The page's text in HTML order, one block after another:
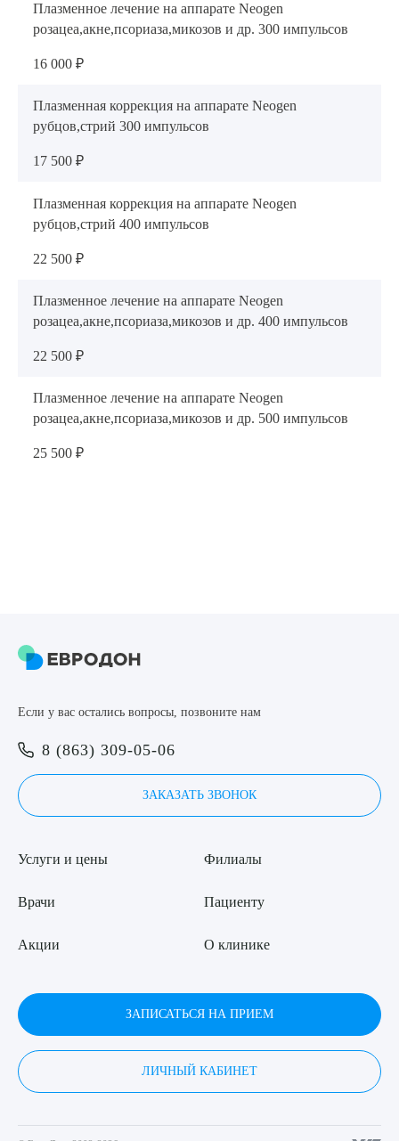
Плазменное лечение на аппарате Neogen
розацеа,акне,псориаза,микозов и др. 300 импульсов
16 000 ₽
Плазменная коррекция на аппарате Neogen
рубцов,стрий 300 импульсов
17 500 ₽
Плазменная коррекция на аппарате Neogen
рубцов,стрий 400 импульсов
22 500 ₽
Плазменное лечение на аппарате Neogen
розацеа,акне,псориаза,микозов и др. 400 импульсов
22 500 ₽
Плазменное лечение на аппарате Neogen
розацеа,акне,псориаза,микозов и др. 500 импульсов
25 500 ₽
Если у вас остались вопросы, позвоните нам
8 (863) 309-05-06
ЗАКАЗАТЬ ЗВОНОК
Услуги и цены
Врачи
Акции
Филиалы
Пациенту
О клинике
ЗАПИСАТЬСЯ НА ПРИЕМ
ЛИЧНЫЙ КАБИНЕТ